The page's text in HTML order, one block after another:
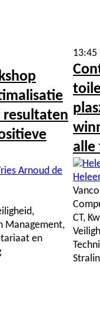
resultaten
Arnoud de
Management,
en
13:45
alle
CT,